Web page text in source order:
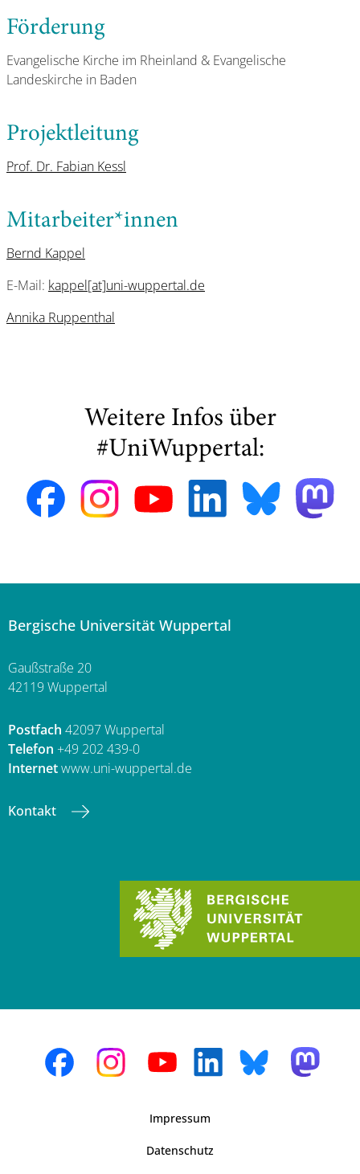
Förderung
Evangelische Kirche im Rheinland & Evangelische
Landeskirche in Baden
Projektleitung
Prof. Dr. Fabian Kessl
Mitarbeiter*innen
Bernd Kappel
E-Mail: kappel[at]uni-wuppertal.de
Annika Ruppenthal
Weitere Infos über
#UniWuppertal:
Bergische Universität Wuppertal
Gaußstraße 20
42119 Wuppertal
Postfach 42097 Wuppertal
Telefon +49 202 439-0
Internetwww.uni-wuppertal.de
Kontakt
Impressum
Datenschutz